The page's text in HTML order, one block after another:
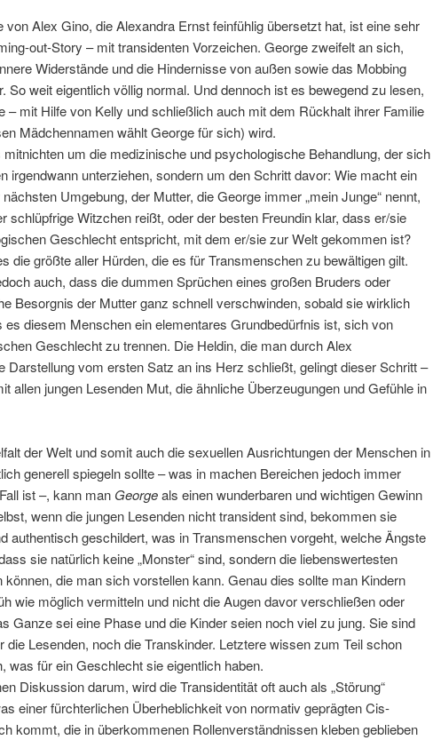
von Alex Gino, die Alexandra Ernst feinfühlig übersetzt hat, ist eine sehr
out-Story – mit transidenten Vorzeichen. George zweifelt an sich,
Widerstände und die Hindernisse von außen sowie das Mobbing
So weit eigentlich völlig normal. Und dennoch ist es bewegend zu lesen,
– mit Hilfe von Kelly und schließlich auch mit dem Rückhalt ihrer Familie
Mädchennamen wählt George für sich) wird.
mitnichten um die medizinische und psychologische Behandlung, der sich
irgendwann unterziehen, sondern um den Schritt davor: Wie macht ein
Umgebung, der Mutter, die George immer „mein Junge“ nennt,
schlüpfrige Witzchen reißt, oder der besten Freundin klar, dass er/sie
Geschlecht entspricht, mit dem er/sie zur Welt gekommen ist?
die größte aller Hürden, die es für Transmenschen zu bewältigen gilt.
auch, dass die dummen Sprüchen eines großen Bruders oder
Besorgnis der Mutter ganz schnell verschwinden, sobald sie wirklich
es diesem Menschen ein elementares Grundbedürfnis ist, sich von
Geschlecht zu trennen. Die Heldin, die man durch Alex
Darstellung vom ersten Satz an ins Herz schließt, gelingt dieser Schritt –
allen jungen Lesenden Mut, die ähnliche Überzeugungen und Gefühle in
der Welt und somit auch die sexuellen Ausrichtungen der Menschen in
generell spiegeln sollte – was in machen Bereichen jedoch immer
ist –, kann man Georgeals einen wunderbaren und wichtigen Gewinn
wenn die jungen Lesenden nicht transident sind, bekommen sie
authentisch geschildert, was in Transmenschen vorgeht, welche Ängste
sie natürlich keine „Monster“ sind, sondern die liebenswertesten
können, die man sich vorstellen kann. Genau dies sollte man Kindern
wie möglich vermitteln und nicht die Augen davor verschließen oder
Ganze sei eine Phase und die Kinder seien noch viel zu jung. Sie sind
die Lesenden, noch die Transkinder. Letztere wissen zum Teil schon
was für ein Geschlecht sie eigentlich haben.
Diskussion darum, wird die Transidentität oft auch als „Störung“
einer fürchterlichen Überheblichkeit von normativ geprägten Cis-
kommt, die in überkommenen Rollenverständnissen kleben geblieben